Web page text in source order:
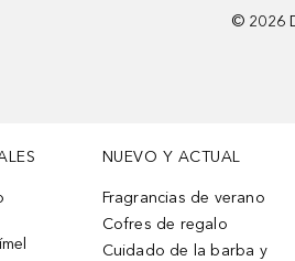
© 2026
NUEVO Y ACTUAL
Fragrancias de verano
Cofres de regalo
Cuidado de la barba y